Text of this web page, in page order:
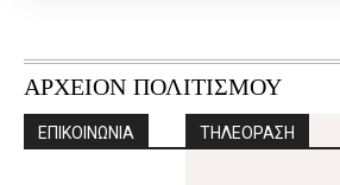
ΑΡΧΕΙΟΝ ΠΟΛΙΤΙΣΜΟΥ
ΕΠΙΚΟΙΝΩΝΙΑ ΤΗΛΕΟΡΑΣΗ